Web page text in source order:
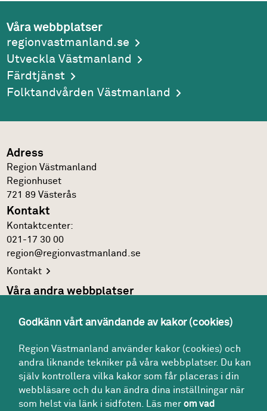
Våra webbplatser
regionvastmanland.se
Utveckla Västmanland
Färdtjänst
Folktandvården Västmanland
Adress
Region Västmanland
Regionhuset
721 89 Västerås
Kontakt
Kontakt­center:
021-17 30 00
region@regionvastmanland.se
Kontakt
Våra andra webbplatser
Region Västmanlands intranät
Följ oss
Facebook
LinkedIn
Twitter
Godkänn vårt användande av kakor (cookies)
Region Västmanland använder kakor (cookies) och
andra liknande tekniker på våra webbplatser. Du kan
själv kontrollera vilka kakor som får placeras i din
webbläsare och du kan ändra dina inställningar när
som helst via länk i sidfoten. Läs merom vad